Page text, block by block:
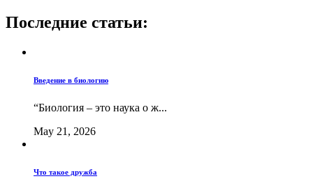
Последние статьи:
Введение в биологию
“Биология – это наука о ж...
May 21, 2026
Что такое дружба